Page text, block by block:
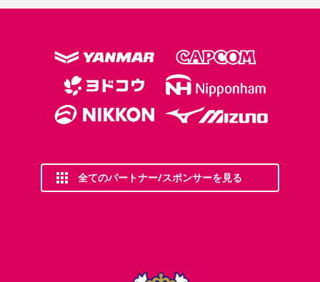
全てのパートナー/スポンサーを見る